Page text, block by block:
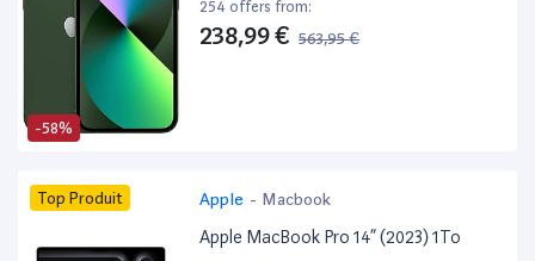
-58%
254 offers from:
238,99 € 563,95 €
Top Produit Apple - Macbook
Apple MacBook Pro 14” (2023) 1To